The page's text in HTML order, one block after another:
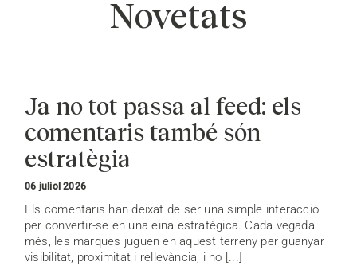
Novetats
Ja no tot passa al feed: els
comentaris també són
estratègia
06 juliol 2026
Els comentaris han deixat de ser una simple interacció
per convertir-se en una eina estratègica. Cada vegada
més, les marques juguen en aquest terreny per guanyar
visibilitat, proximitat i rellevància, i no [...]